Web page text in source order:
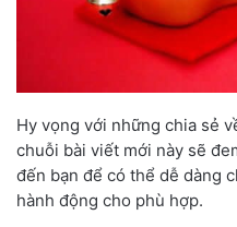
Hy vọng với những chia sẻ
chuỗi bài viết mới này sẽ
đến bạn để có thể dễ dàng
hành động cho phù hợp.